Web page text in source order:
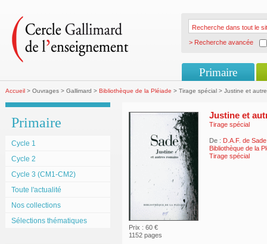
> Recherche avancée
Primaire
Accueil > Ouvrages > Gallimard > Bibliothèque de la Pléiade > Tirage spécial > Justine et
Primaire
Cycle 1
Cycle 2
Cycle 3 (CM1-CM2)
Toute l'actualité
Nos collections
Sélections thématiques
Prix : 60 €
1152 pages
Justine et
Tirage spécial
De : D.A.F. de Sade
Bibliothèque de la
Tirage spécial